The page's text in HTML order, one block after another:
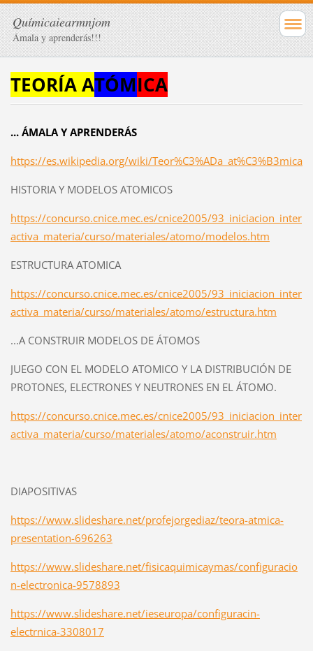
Químicaiearmnjom
Ámala y aprenderás!!!
TEORÍA ATÓMICA
... ÁMALA Y APRENDERÁS
https://es.wikipedia.org/wiki/Teor%C3%ADa_at%C3%B3mica
HISTORIA Y MODELOS ATOMICOS
https://concurso.cnice.mec.es/cnice2005/93_iniciacion_inter
activa_materia/curso/materiales/atomo/modelos.htm
ESTRUCTURA ATOMICA
https://concurso.cnice.mec.es/cnice2005/93_iniciacion_inter
activa_materia/curso/materiales/atomo/estructura.htm
...A CONSTRUIR MODELOS DE ÁTOMOS
JUEGO CON EL MODELO ATOMICO Y LA DISTRIBUCIÓN DE
PROTONES, ELECTRONES Y NEUTRONES EN EL ÁTOMO.
https://concurso.cnice.mec.es/cnice2005/93_iniciacion_inter
activa_materia/curso/materiales/atomo/aconstruir.htm
DIAPOSITIVAS
https://www.slideshare.net/profejorgediaz/teora-atmica-
presentation-696263
https://www.slideshare.net/fisicaquimicaymas/configuracio
n-electronica-9578893
https://www.slideshare.net/ieseuropa/configuracin-
electrnica-3308017